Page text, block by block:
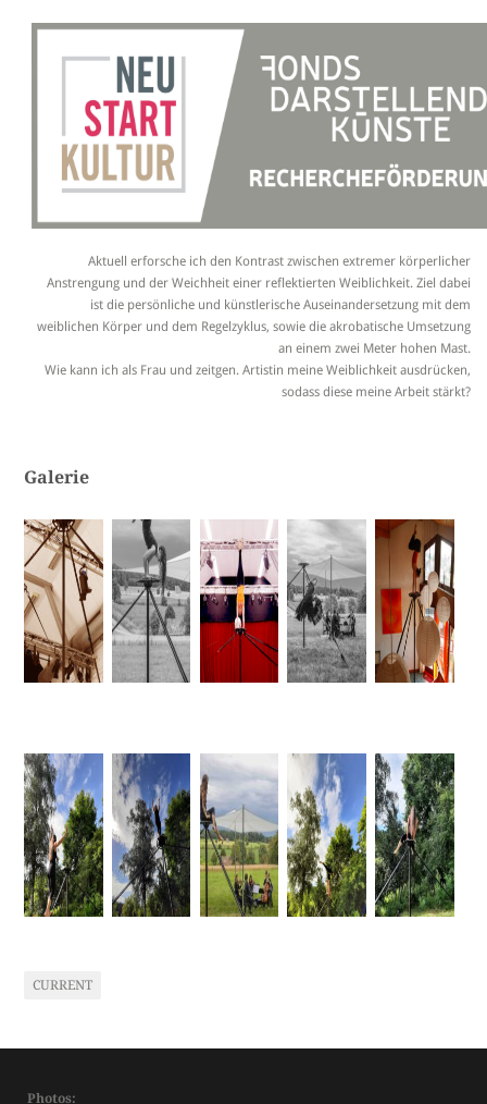
Aktuell erforsche ich den Kontrast zwischen extremer körperlicher
Anstrengung und der Weichheit einer reflektierten Weiblichkeit. Ziel dabei
ist die persönliche und künstlerische Auseinandersetzung mit dem
weiblichen Körper und dem Regelzyklus, sowie die akrobatische Umsetzung
an einem zwei Meter hohen Mast.
Wie kann ich als Frau und zeitgen. Artistin meine Weiblichkeit ausdrücken,
sodass diese meine Arbeit stärkt?
Galerie
CURRENT
Photos: